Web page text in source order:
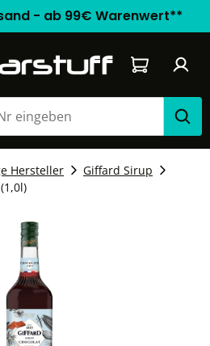
- ab 99€ Warenwert**
Warenkorb
Hersteller
Giffard Sirup